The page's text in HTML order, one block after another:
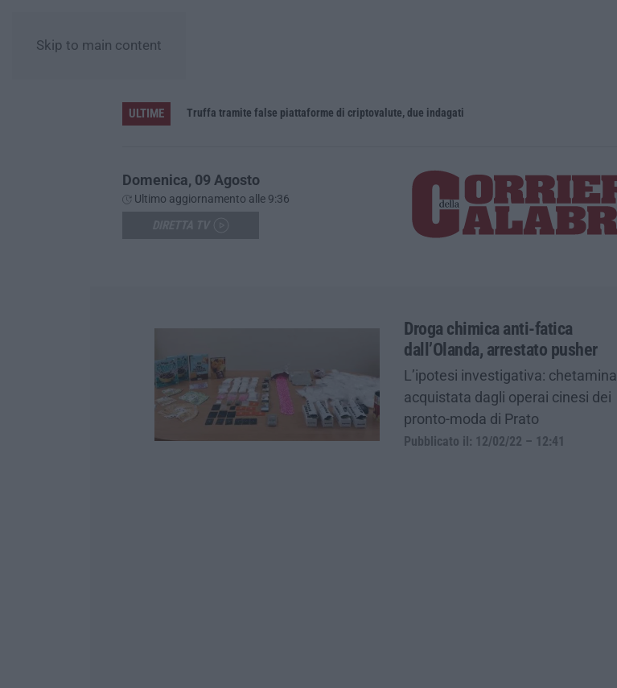
Skip to main content
ULTIME Truffa tramite false piattaforme di criptovalute, due indagati
Domenica, 09 Agosto
Ultimo aggiornamento alle 9:36
Droga chimica anti-fatica
dall’Olanda, arrestato pusher
L’ipotesi investigativa: chetamina
acquistata dagli operai cinesi dei
pronto-moda di Prato
Pubblicato il: 12/02/22 – 12:41